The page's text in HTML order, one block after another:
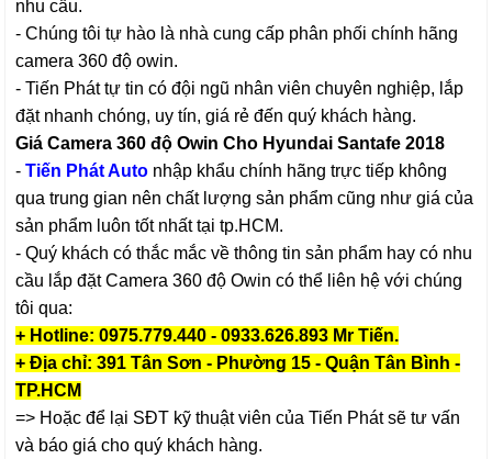
nhu cầu.
- Chúng tôi tự hào là nhà cung cấp phân phối chính hãng
camera 360 độ owin.
- Tiến Phát tự tin có đội ngũ nhân viên chuyên nghiệp, lắp
đặt nhanh chóng, uy tín, giá rẻ đến quý khách hàng.
Giá Camera 360 độ Owin Cho Hyundai Santafe 2018
-Tiến Phát Auto nhập khẩu chính hãng trực tiếp không
qua trung gian nên chất lượng sản phẩm cũng như giá của
sản phẩm luôn tốt nhất tại tp.HCM.
- Quý khách có thắc mắc về thông tin sản phẩm hay có nhu
cầu lắp đặt Camera 360 độ Owin có thể liên hệ với chúng
tôi qua:
+ Hotline: 0975.779.440 - 0933.626.893 Mr Tiến.
+ Địa chỉ: 391 Tân Sơn - Phường 15 - Quận Tân Bình -
TP.HCM
=> Hoặc để lại SĐT kỹ thuật viên của Tiến Phát sẽ tư vấn
và báo giá cho quý khách hàng.